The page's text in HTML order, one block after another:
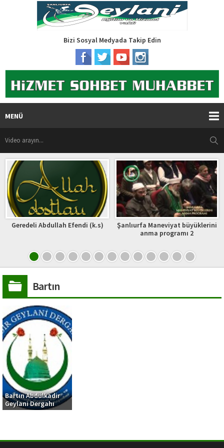
Bizi Sosyal Medyada Takip Edin
MENÜ
Geredeli Abdullah Efendi (k.s)
Şanlıurfa Maneviyat büyüklerini
anma programı 2
Bartın
Bartın Abdülkadir
Geylani Dergahı